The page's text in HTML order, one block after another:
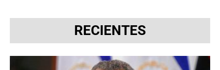
RECIENTES